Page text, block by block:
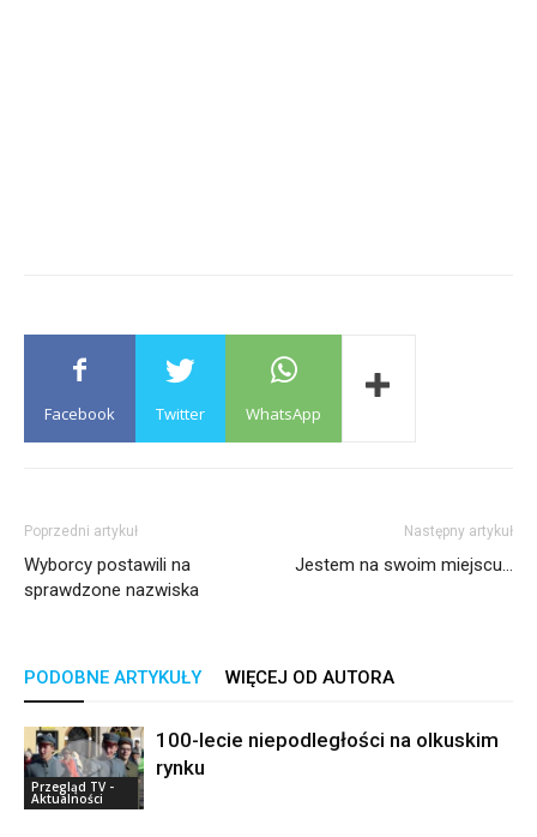
Facebook Twitter WhatsApp
Poprzedni artykuł
Wyborcy postawili na
sprawdzone nazwiska
Następny artykuł
Jestem na swoim miejscu…
PODOBNE ARTYKUŁY WIĘCEJ OD AUTORA
Przegląd TV -
Aktualności
100-lecie niepodległości na olkuskim
rynku